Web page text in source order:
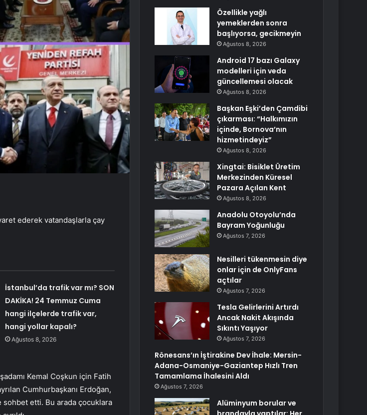
ederek vatandaşlarla çay
İstanbul’da trafik var mı? SON
DAKİKA! 24 Temmuz Cuma
hangi ilçelerde trafik var,
hangi yollar kapalı?
Ağustos 8, 2026
Kemal Coşkun için Fatih
Cumhurbaşkanı Erdoğan,
etti. Bu arada çocuklara
Özellikle yağlı
yemeklerden sonra
başlıyorsa, gecikmeyin
Ağustos 8, 2026
Android 17 bazı Galaxy
modelleri için veda
güncellemesi olacak
Ağustos 8, 2026
Başkan Eşki’den Çamdibi
çıkarması: “Halkımızın
içinde, Bornova’nın
hizmetindeyiz”
Ağustos 8, 2026
Xingtai: Bisiklet Üretim
Merkezinden Küresel
Pazara Açılan Kent
Ağustos 8, 2026
Anadolu Otoyolu’nda
Bayram Yoğunluğu
Ağustos 7, 2026
Nesilleri tükenmesin diye
onlar için de OnlyFans
açtılar
Ağustos 7, 2026
Tesla Gelirlerini Artırdı
Ancak Nakit Akışında
Sıkıntı Yaşıyor
Ağustos 7, 2026
Rönesans’ın İştirakine Dev İhale: Mersin-
Adana-Osmaniye-Gaziantep Hızlı Tren
Tamamlama İhalesini Aldı
Ağustos 7, 2026
Alüminyum borular ve